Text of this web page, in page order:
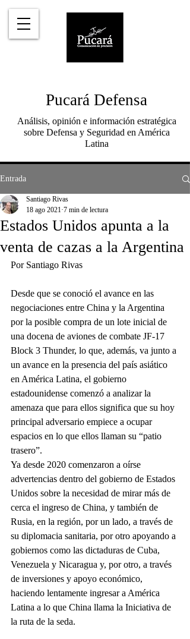
Pucará Defensa
Análisis, opinión e información estratégica
sobre Defensa y Seguridad en América
Latina
Entrada
Estados Unidos apunta a la
venta de cazas a la Argentina
Santiago Rivas
18 ago 2021 7 min de lectura
Por Santiago Rivas
Desde que se conoció el avance en las
negociaciones entre China y la Argentina
por la posible compra de un lote inicial de
una docena de aviones de combate JF-17
Block 3 Thunder, lo que, además, va junto a
un avance en la presencia del país asiático
en América Latina, el gobierno
estadounidense comenzó a analizar la
amenaza que para ellos significa que su hoy
principal adversario empiece a ocupar
espacios en lo que ellos llaman su “patio
trasero”.
Ya desde 2020 comenzaron a oírse
advertencias dentro del gobierno de Estados
Unidos sobre la necesidad de mirar más de
cerca el ingreso de China, y también de
Rusia, en la región, por un lado, a través de
su diplomacia sanitaria, por otro apoyando a
gobiernos como las dictaduras de Cuba,
Venezuela y Nicaragua y, por otro, a través
de inversiones y apoyo económico,
haciendo lentamente ingresar a América
Latina a lo que China llama la Iniciativa de
la ruta de la seda.